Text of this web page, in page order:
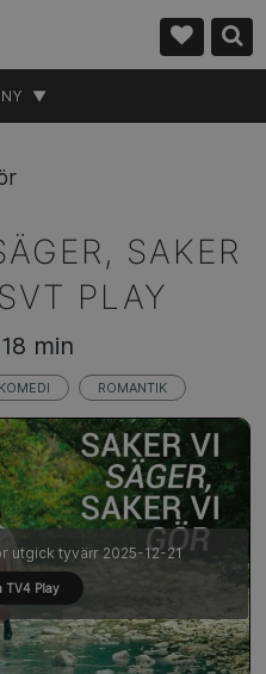
▼
SAKER
SVT PLAY
utgick tyvärr 2025-12-21
TV4 Play
min
KOMEDI ROMANTIK